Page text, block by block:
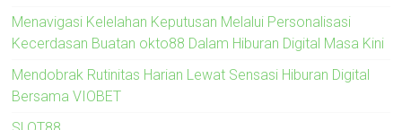
Menavigasi Kelelahan Keputusan Melalui Personalisasi
Kecerdasan Buatan okto88 Dalam Hiburan Digital Masa Kini
Mendobrak Rutinitas Harian Lewat Sensasi Hiburan Digital
Bersama VIOBET